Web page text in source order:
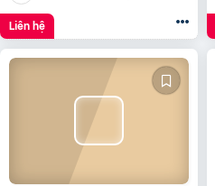
Liên hệ